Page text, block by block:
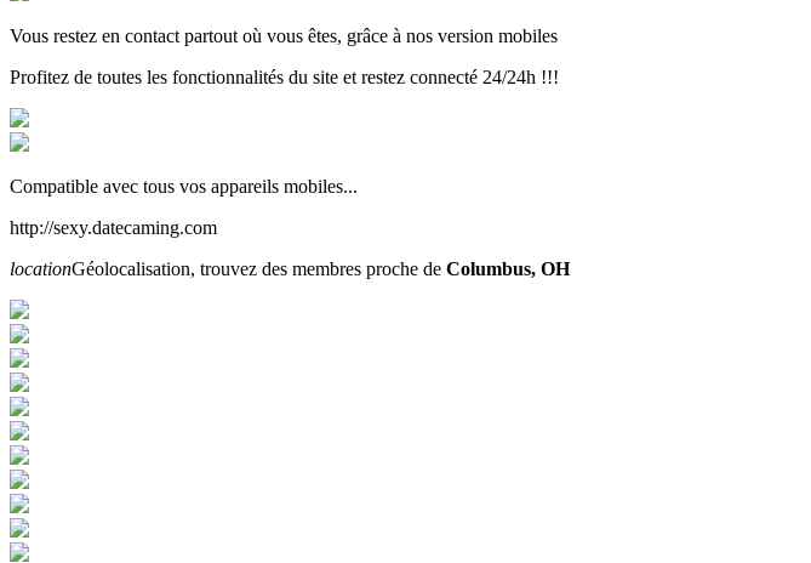
Vous restez en contact partout où vous êtes, grâce à nos version mobiles
Profitez de toutes les fonctionnalités du site et restez connecté 24/24h !!!
Compatible avec tous vos appareils mobiles...
http://sexy.datecaming.com
locationGéolocalisation, trouvez des membres proche de Columbus, OH